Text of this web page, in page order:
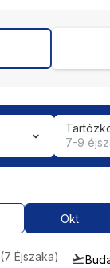
7-9
Okt
(7 Éjszaka)